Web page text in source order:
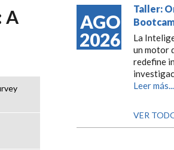
A
AGO
2026
Taller:
La
un motor
redefine
Leer más...
VER